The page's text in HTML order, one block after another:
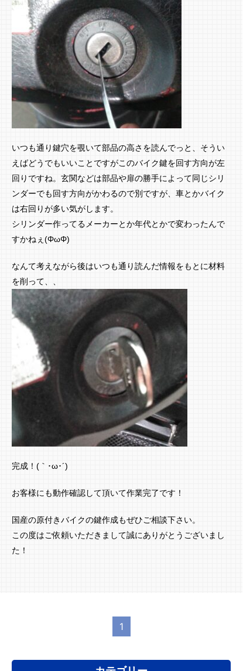
いつも通り鍵穴を覗いて部品の高さを読んでっと、そうい
えばどうでもいいことですがこのバイク鍵を回す方向が左
回りですね。玄関などは部品や扉の勝手によって同じシリ
ンダーでも回す方向がかわるので別ですが、車とかバイク
は右回りが多い気がします。
シリンダー作ってるメーカーとか年代とかで変わったんで
すかねぇ(ΦωΦ)
なんて考えながら後はいつも通り読んだ情報をもとに材料
を削って、、
完成！(｀･ω･´)ゞ
お客様にも動作確認して頂いて作業完了です！
国産の原付きバイクの鍵作成もぜひご相談下さい。
この度はご依頼いただきまして誠にありがとうございまし
た！
1